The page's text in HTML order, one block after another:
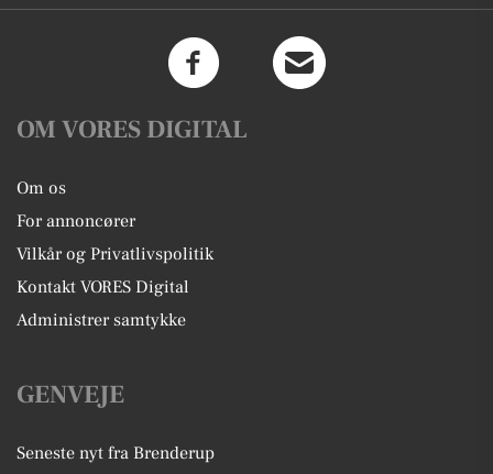
OM VORES DIGITAL
Om os
For annoncører
Vilkår og Privatlivspolitik
Kontakt VORES Digital
Administrer samtykke
GENVEJE
Seneste nyt fra Brenderup